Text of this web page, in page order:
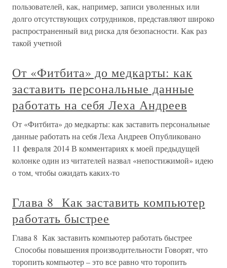
пользователей, как, например, записи уволенных или
долго отсутствующих сотрудников, представляют широко
распространенный вид риска для безопасности. Как раз
такой учетной
От «Фитбита» до медкарты: как
заставить персональные данные
работать на себя Леха Андреев
От «Фитбита» до медкарты: как заставить персональные
данные работать на себя Леха Андреев Опубликовано
11 февраля 2014 В комментариях к моей предыдущей
колонке один из читателей назвал «непостижимой» идею
о том, чтобы ожидать каких-то
Глава 8 Как заставить компьютер
работать быстрее
Глава 8 Как заставить компьютер работать быстрее
Способы повышения производительности Говорят, что
торопить компьютер – это все равно что торопить